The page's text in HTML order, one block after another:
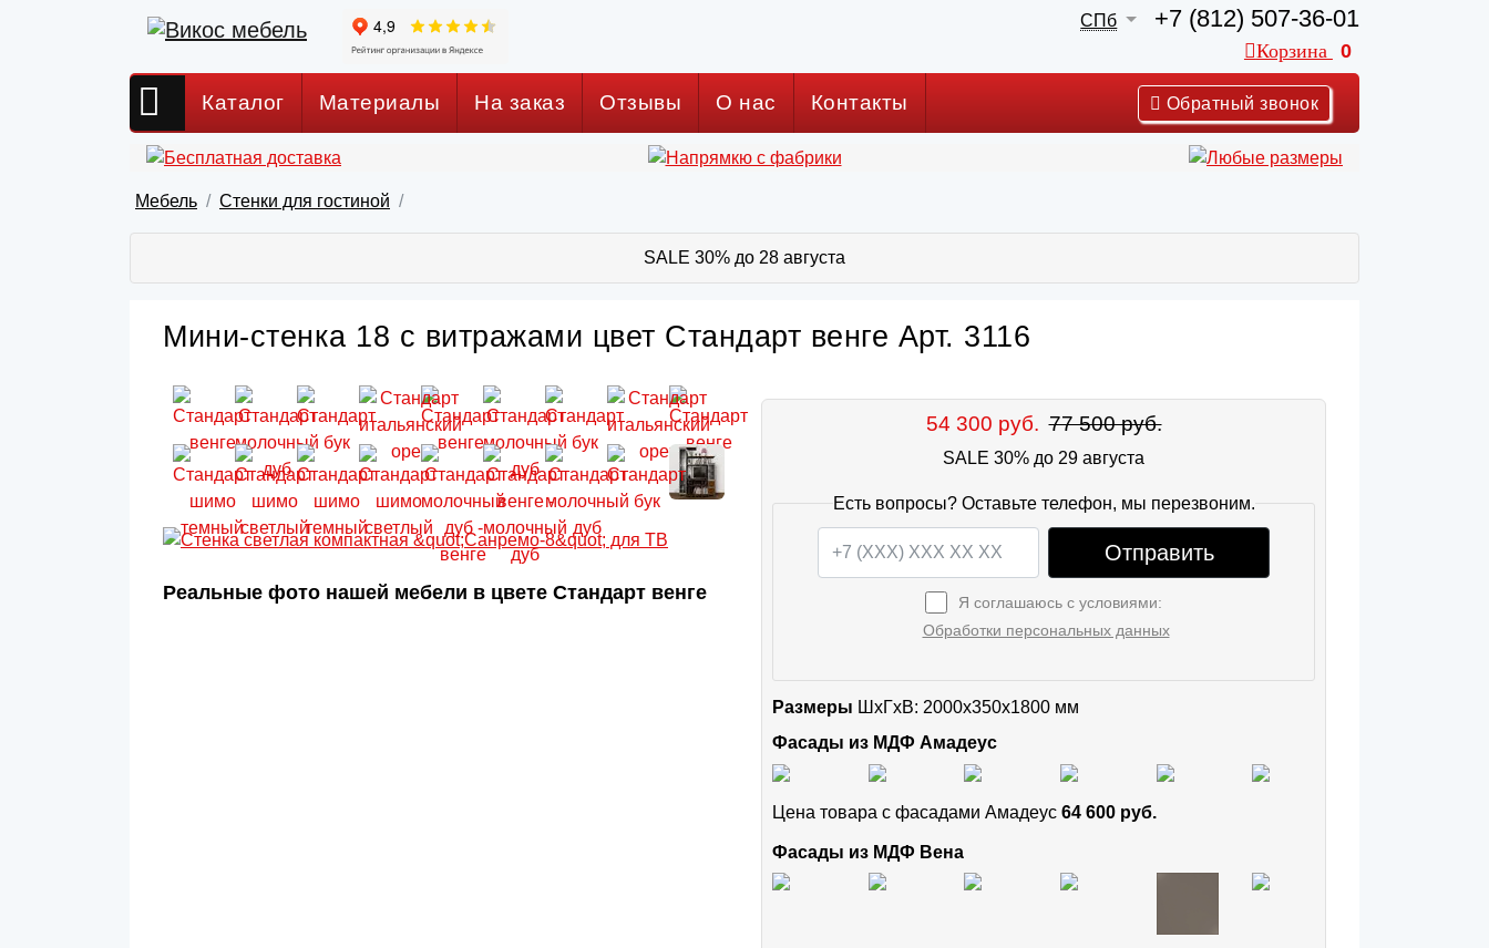
СПб +7 (812) 507-36-01
Корзина 0
Каталог Материалы На заказ Отзывы О нас Контакты Обратный звонок
Мебель Стенки для гостиной
SALE 30% до 28 августа
Мини-стенка 18 с витражами цвет Стандарт венге Арт. 3116
Реальные фото нашей мебели в цвете Стандарт венге
54 300 руб. 77 500 руб.
SALE 30% до 29 августа
Есть вопросы? Оставьте телефон, мы перезвоним.
Отправить
Я соглашаюсь с условиями:
Обработки персональных данных
Размеры ШxГхВ: 2000x350x1800 мм
Фасады из МДФ Амадеус
Цена товара с фасадами Амадеус 64 600 руб.
Фасады из МДФ Вена